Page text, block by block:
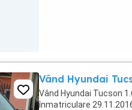
Vând Hyundai
Vând Hyundai Tucson
înmatriculare